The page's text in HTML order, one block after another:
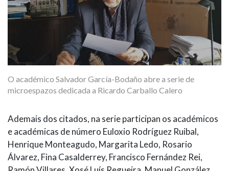
O académico Salvador García-Bodaño abre a serie de
microespazos dedicada a Ricardo Carballo Calero
Ademais dos citados, na serie participan os académicos
e académicas de número Euloxio Rodríguez Ruibal,
Henrique Monteagudo, Margarita Ledo, Rosario
Álvarez, Fina Casalderrey, Francisco Fernández Rei,